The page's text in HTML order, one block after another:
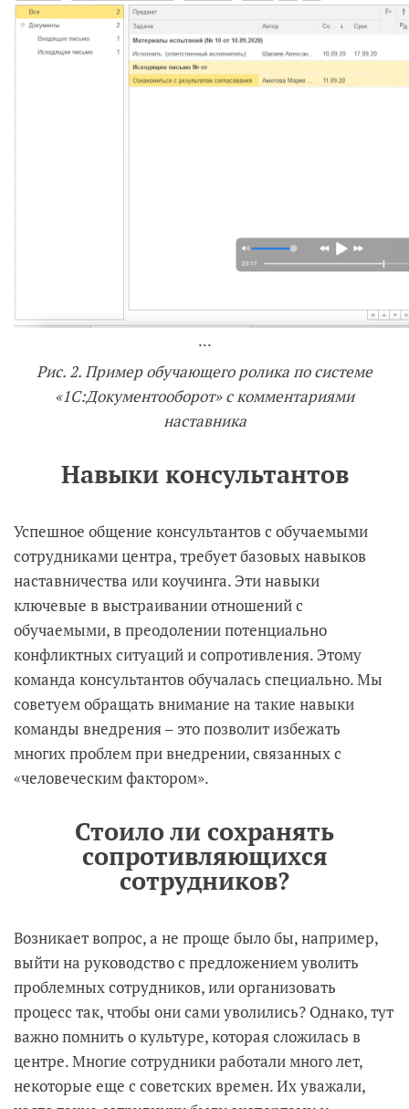
...
Рис. 2. Пример обучающего ролика по системе
«1С:Документооборот» с комментариями
наставника
Навыки консультантов
Успешное общение консультантов с обучаемыми
сотрудниками центра, требует базовых навыков
наставничества или коучинга. Эти навыки
ключевые в выстраивании отношений с
обучаемыми, в преодолении потенциально
конфликтных ситуаций и сопротивления. Этому
команда консультантов обучалась специально. Мы
советуем обращать внимание на такие навыки
команды внедрения – это позволит избежать
многих проблем при внедрении, связанных с
«человеческим фактором».
Стоило ли сохранять
сопротивляющихся
сотрудников?
Возникает вопрос, а не проще было бы, например,
выйти на руководство с предложением уволить
проблемных сотрудников, или организовать
процесс так, чтобы они сами уволились? Однако, тут
важно помнить о культуре, которая сложилась в
центре. Многие сотрудники работали много лет,
некоторые еще с советских времен. Их уважали,